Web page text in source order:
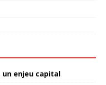
un enjeu capital